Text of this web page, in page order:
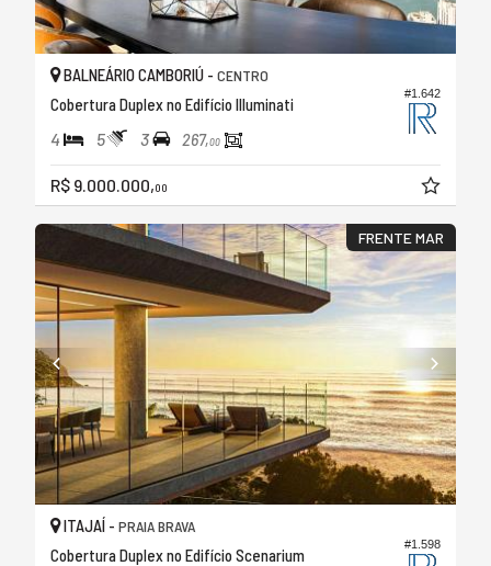
#1.642
BALNEÁRIO CAMBORIÚ - CENTRO
Cobertura Duplex no Edifício Illuminati
4 5 3 267,00
R$ 9.000.000,00
FRENTE MAR
#1.598
ITAJAÍ - PRAIA BRAVA
Cobertura Duplex no Edifício Scenarium